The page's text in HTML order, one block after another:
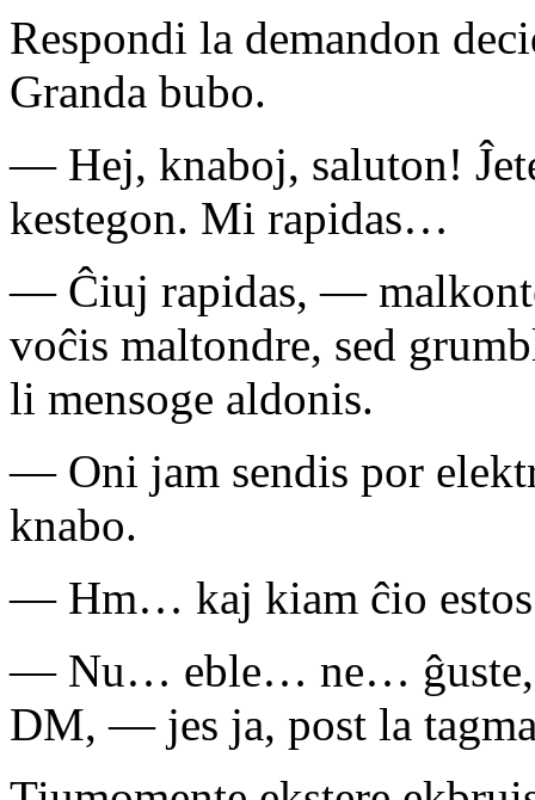
Respondi la demandon
Granda bubo.
— Hej, knaboj, saluton!
kestegon. Mi rapidas…
— Ĉiuj rapidas, —
voĉis maltondre, sed
li mensoge aldonis.
— Oni jam sendis por
knabo.
— Hm… kaj kiam ĉio estos
— Nu… eble… ne… ĝuste,
DM, — jes ja, post la